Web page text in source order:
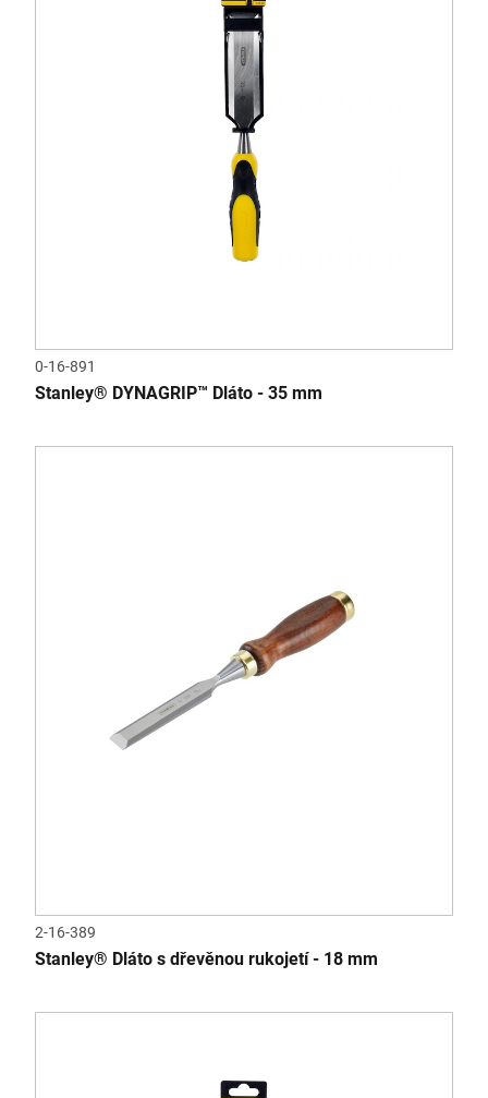
0-16-891
Stanley® DYNAGRIP™ Dláto - 35 mm
2-16-389
Stanley® Dláto s dřevěnou rukojetí - 18 mm